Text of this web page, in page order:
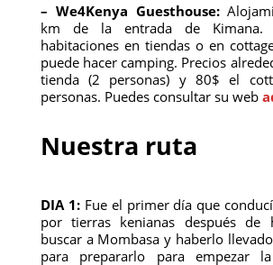
– We4Kenya Guesthouse:
km de la entrada de Kimana.
habitaciones en tiendas o en
puede hacer camping. Precios
tienda (2 personas) y 80$ el
personas. Puedes consultar su web
Nuestra ruta
DIA 1:Fue el primer día que
por tierras kenianas después de
buscar a Mombasa y haberlo
para prepararlo para empezar